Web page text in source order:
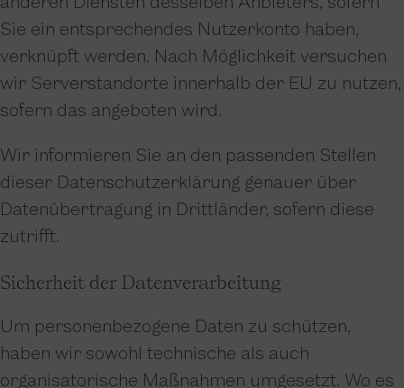
anderen Diensten desselben Anbieters, sofern
Sie ein entsprechendes Nutzerkonto haben,
verknüpft werden. Nach Möglichkeit versuchen
wir Serverstandorte innerhalb der EU zu nutzen,
sofern das angeboten wird.
Wir informieren Sie an den passenden Stellen
dieser Datenschutzerklärung genauer über
Datenübertragung in Drittländer, sofern diese
zutrifft.
Sicherheit der Datenverarbeitung
Um personenbezogene Daten zu schützen,
haben wir sowohl technische als auch
organisatorische Maßnahmen umgesetzt. Wo es